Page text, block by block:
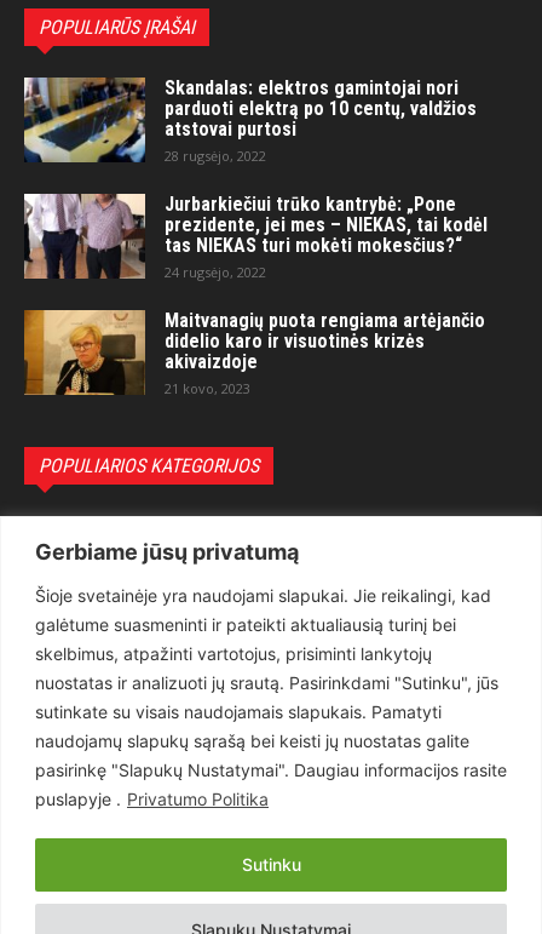
Gerbiame jūsų privatumą
Šioje svetainėje yra naudojami slapukai. Jie reikalingi, kad
galėtume suasmeninti ir pateikti aktualiausią turinį bei
skelbimus, atpažinti vartotojus, prisiminti lankytojų
nuostatas ir analizuoti jų srautą. Pasirinkdami "Sutinku", jūs
sutinkate su visais naudojamais slapukais. Pamatyti
naudojamų slapukų sąrašą bei keisti jų nuostatas galite
pasirinkę "Slapukų Nustatymai". Daugiau informacijos rasite
puslapyje . Privatumo Politika
Slapukų Nustatymai
Sutinku
POPULIARŪS ĮRAŠAI
Skandalas: elektros gamintojai nori
parduoti elektrą po 10 centų, valdžios
atstovai purtosi
28 rugsėjo, 2022
Jurbarkiečiui trūko kantrybė: „Pone
prezidente, jei mes – NIEKAS, tai kodėl
tas NIEKAS turi mokėti mokesčius?“
24 rugsėjo, 2022
Maitvanagių puota rengiama artėjančio
didelio karo ir visuotinės krizės
akivaizdoje
21 kovo, 2023
POPULIARIOS KATEGORIJOS
Teisėsauga
1497
Aktualu
Lietuva
619
Pasaulis
Статьи на русском
Articles in english
Copyright © 2026 UAB „Goruva“. Visos teisės saugomos.